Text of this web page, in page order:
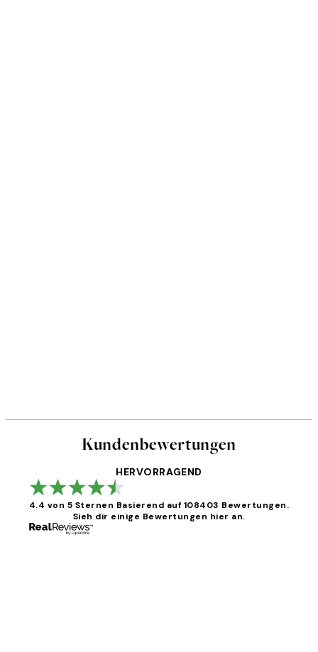
Kundenbewertungen
HERVORRAGEND
4.4 von 5 Sternen Basierend auf 108403 Bewertungen.
Sieh dir einige Bewertungen hier an.